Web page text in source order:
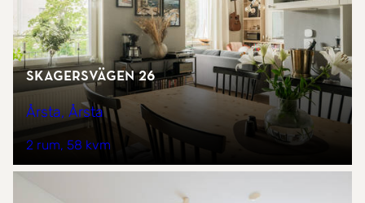
Skagersvägen 26
Årsta, Årsta
2 rum 58 kvm